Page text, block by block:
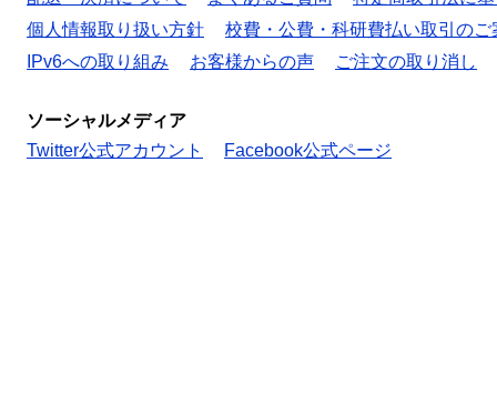
個人情報取り扱い方針
校費・公費・科研費払い取引のご
IPv6への取り組み
お客様からの声 ご注文の取り消し
ソーシャルメディア
Twitter公式アカウント
Facebook公式ページ